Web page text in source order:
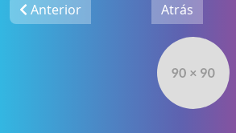
Anterior Atrás